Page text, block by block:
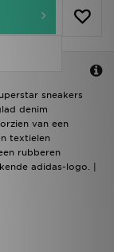
sneakers
denim
van een
textielen
rubberen
adidas-logo. |